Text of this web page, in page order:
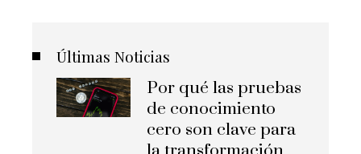
Últimas Noticias
Por qué las pruebas
de conocimiento
cero son clave para